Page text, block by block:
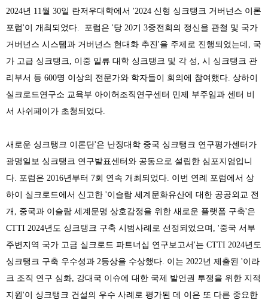
2024년 11월 30일 란저우대학에서 '2024 신형 싱크탱크 거버넌스 이론
포럼'이 개최되었다. 포럼은 '당 20기 3중전회의 정신을 관철 및 국가
거버넌스 시스템과 거버넌스 현대화 추진'을 주제로 진행되었는데 , 국
가 고급 싱크탱크, 이중 일류 대학 싱크탱크 및 각 성 , 시 싱크탱크 관
리부서 등 600명 이상의 전문가와 학자들이 회의에 참여했다. 상하이
실크로드연구소 교육부 아이허조직연구센터 민제 부주임과 센터 비
서 사쉬페이가 초청되었다.
새로운 싱크탱크 이론단'은 난징대학 중국 싱크탱크 연구평가센터가
광명일보 싱크탱크 연구발표센터와 공동으로 설립한 심포지엄입니
다. 포럼은 2016년부터 7회 연속 개최되었다. 이번 연례 포럼에서 상
하이 실크로드에서 신고한 '이슬람 세계문화유산에 대한 공공외교 전
개 , 중국과 이슬람 세계문명 상호감정을 위한 새로운 플랫폼 구축'은
CTTI 2024년도 싱크탱크 구축 시범사례로 선정되었으며 , '중국 서부
주변지역 국가 고금 실크로드 파트너십 연구보고서 '는 CTTI 2024년도
싱크탱크 구축 우수성과 2등상을 수상했다. 이는 2022년 제출된 '이라
크 조직 연구 심화, 강대국 이슈에 대한 국제 발언권 투쟁을 위한 지적
지원'이 싱크탱크 건설의 우수 사례로 평가된 데 이은 또 다른 중요한